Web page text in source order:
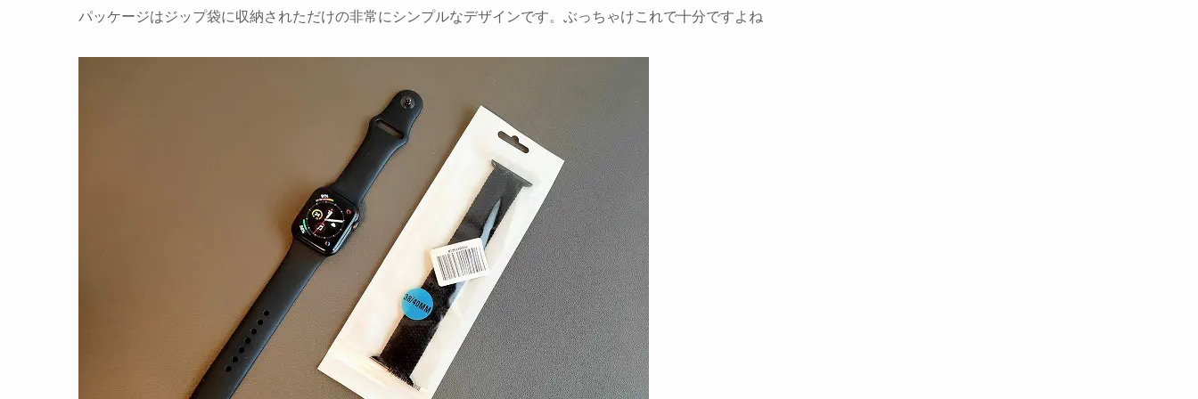
パッケージはジップ袋に収納されただけの非常にシンプルなデザインです。ぶっちゃけこれで十分ですよね